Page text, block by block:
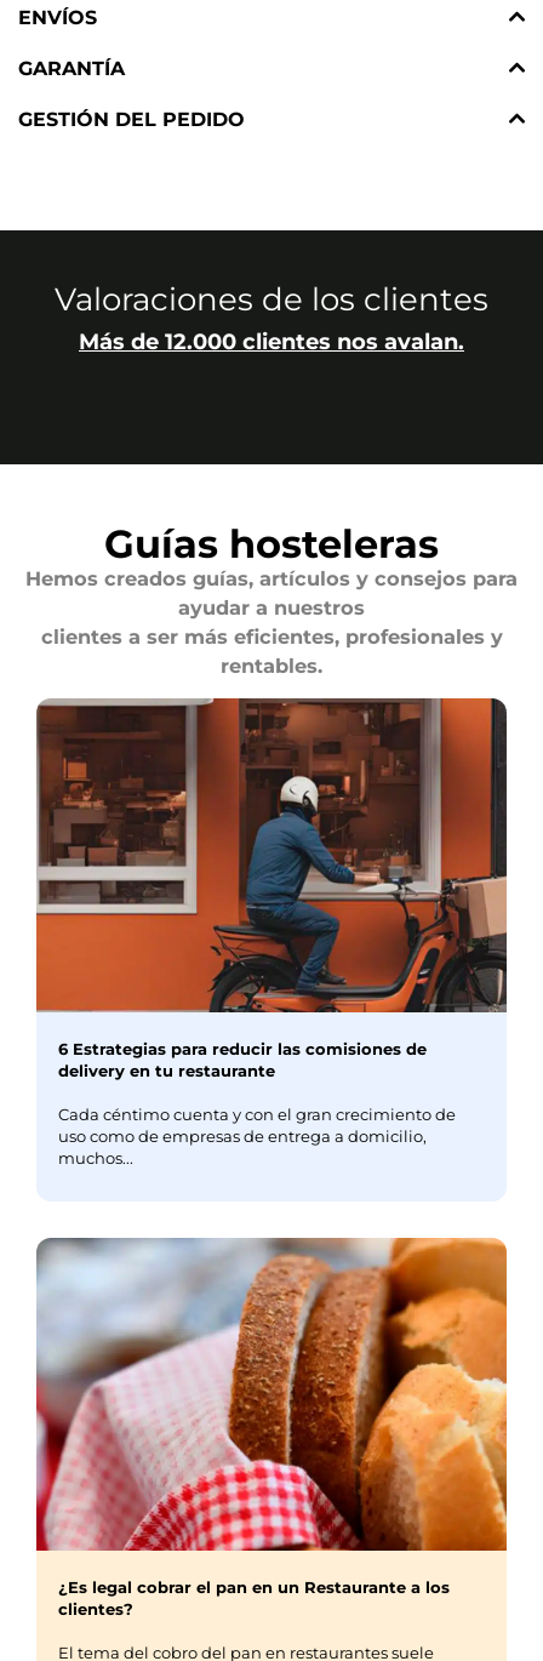
ENVÍOS
GARANTÍA
GESTIÓN DEL PEDIDO
Valoraciones de los clientes
Más de 12.000 clientes nos avalan.
Guías hosteleras
Hemos creados guías, artículos y consejos para
ayudar a nuestros
clientes a ser más eficientes, profesionales y
rentables.
6 Estrategias para reducir las comisiones de
delivery en tu restaurante
Cada céntimo cuenta y con el gran crecimiento de
uso como de empresas de entrega a domicilio,
muchos...
¿Es legal cobrar el pan en un Restaurante a los
clientes?
El tema del cobro del pan en restaurantes suele